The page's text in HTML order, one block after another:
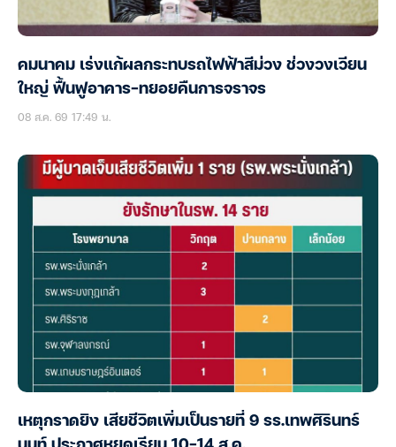
คมนาคม เร่งแก้ผลกระทบรถไฟฟ้าสีม่วง ช่วงวงเวียน
ใหญ่ ฟื้นฟูอาคาร-ทยอยคืนการจราจร
08 ส.ค. 69 17:49 น.
เหตุกราดยิง เสียชีวิตเพิ่มเป็นรายที่ 9 รร.เทพศิรินทร์